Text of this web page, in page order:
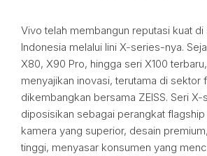
Vivo telah membangun reputasi kuat
Indonesia melalui lini X-series-nya.
X80, X90 Pro, hingga seri X100
menyajikan inovasi, terutama di sektor
dikembangkan bersama ZEISS. Seri
diposisikan sebagai perangkat
kamera yang superior, desain
tinggi, menyasar konsumen yang